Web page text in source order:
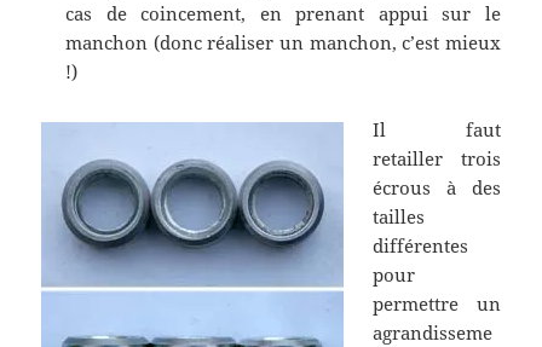
cas de coincement, en prenant appui sur le
manchon (donc réaliser un manchon, c’est mieux
!)
Il faut
retailler trois
écrous à des
tailles
différentes
pour
permettre un
agrandisseme